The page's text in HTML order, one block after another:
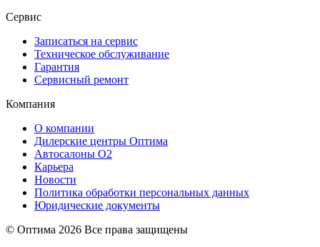
Сервис
Записаться на сервис
Техническое обслуживание
Гарантия
Сервисный ремонт
Компания
О компании
Дилерские центры Оптима
Автосалоны О2
Карьера
Новости
Политика обработки персональных данных
Юридические документы
© Оптима 2026 Все права защищены